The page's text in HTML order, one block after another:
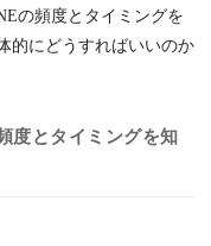
の頻度とタイミングを
的にどうすればいいのか
度とタイミングを知